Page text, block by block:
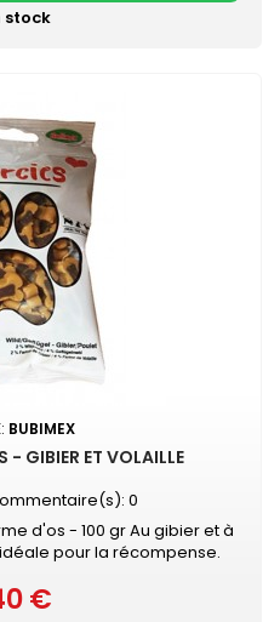
stock
BUBIMEX
- GIBIER ET VOLAILLE
0
d'os - 100 gr Au gibier et à
pour la récompense.
€